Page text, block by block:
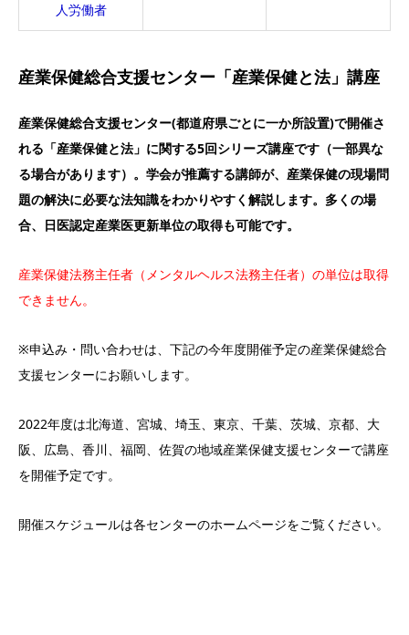
人労働者
産業保健総合支援センター「産業保健と法」講座
産業保健総合支援センター(都道府県ごとに一か所設置)で開催さ
れる「産業保健と法」に関する5回シリーズ講座です（一部異な
る場合があります）。学会が推薦する講師が、産業保健の現場問
題の解決に必要な法知識をわかりやすく解説します。多くの場
合、 日医認定産業医更新単位の取得も可能です。
産業保健法務主任者（メンタルヘルス法務主任者）の単位は取得
できません。
※申込み・問い合わせは、下記の今年度開催予定の産業保健総合
支援センターにお願いします。
2022年度は北海道、宮城、埼玉、東京、千葉、茨城、京都、大
阪、広島、香川、福岡、佐賀の地域産業保健支援センターで講座
を開催予定です。
開催スケジュールは各センターのホームページをご覧ください。